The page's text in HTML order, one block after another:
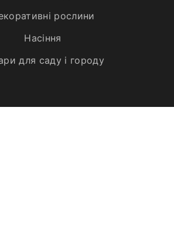
рослини
Насіння
для саду і городу